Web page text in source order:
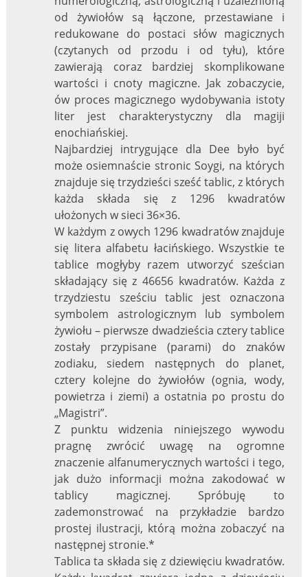
od żywiołów są łączone, przestawiane i
redukowane do postaci słów magicznych
(czytanych od przodu i od tyłu), które
zawierają coraz bardziej skomplikowane
wartości i cnoty magiczne. Jak zobaczycie,
ów proces magicznego wydobywania istoty
liter jest charakterystyczny dla magiji
enochiańskiej.
Najbardziej intrygujące dla Dee było być
może osiemnaście stronic Soygi, na których
znajduje się trzydzieści sześć tablic, z których
każda składa się z 1296 kwadratów
ułożonych w sieci 36×36.
W każdym z owych 1296 kwadratów znajduje
się litera alfabetu łacińskiego. Wszystkie te
tablice mogłyby razem utworzyć sześcian
składający się z 46656 kwadratów. Każda z
trzydziestu sześciu tablic jest oznaczona
symbolem astrologicznym lub symbolem
żywiołu – pierwsze dwadzieścia cztery tablice
zostały przypisane (parami) do znaków
zodiaku, siedem następnych do planet,
cztery kolejne do żywiołów (ognia, wody,
powietrza i ziemi) a ostatnia po prostu do
„Magistri”.
Z punktu widzenia niniejszego wywodu
pragnę zwrócić uwagę na ogromne
znaczenie alfanumerycznych wartości i tego,
jak dużo informacji można zakodować w
tablicy magicznej. Spróbuję to
zademonstrować na przykładzie bardzo
prostej ilustracji, którą można zobaczyć na
następnej stronie.*
Tablica ta składa się z dziewięciu kwadratów.